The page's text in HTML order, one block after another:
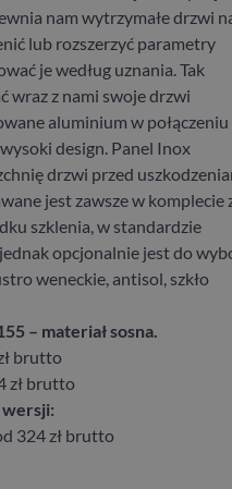
nam wytrzymałe drzwi
lub rozszerzyć parametry
je według uznania. Tak
wraz z nami swoje drzwi
aluminium w połączeniu
design. Panel Inox
drzwi przed
jest zawsze w komplecie
szklenia, w standardzie
opcjonalnie jest do
weneckie, antisol, szkło
– materiał sosna.
brutto
zł brutto
324 zł brutto